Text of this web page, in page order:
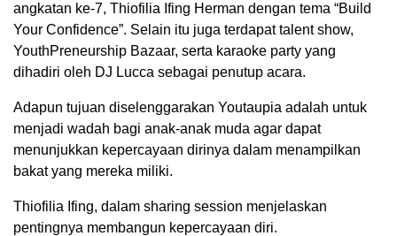
angkatan ke-7, Thiofilia Ifing Herman dengan tema “Build
Your Confidence”. Selain itu juga terdapat talent show,
YouthPreneurship Bazaar, serta karaoke party yang
dihadiri oleh DJ Lucca sebagai penutup acara.
Adapun tujuan diselenggarakan Youtaupia adalah untuk
menjadi wadah bagi anak-anak muda agar dapat
menunjukkan kepercayaan dirinya dalam menampilkan
bakat yang mereka miliki.
Thiofilia Ifing, dalam sharing session menjelaskan
pentingnya membangun kepercayaan diri.